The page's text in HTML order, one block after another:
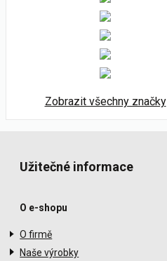
Zobrazit všechny značky
Užitečné informace
O e-shopu
O firmě
Naše výrobky